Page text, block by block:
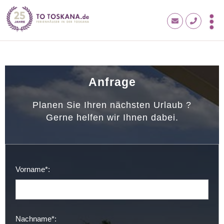
Anfrage
Planen Sie Ihren nächsten Urlaub ?
Gerne helfen wir Ihnen dabei.
Vorname*:
Nachname*: